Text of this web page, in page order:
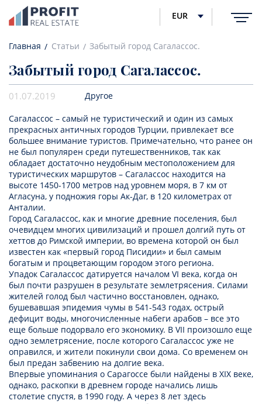
EUR
Главная Статьи Забытый город Сагалассос.
Забытый город Сагалассос.
01.07.2019 Другое
Сагалассос – самый не туристический и один из самых
прекрасных античных городов Турции, привлекает все
большее внимание туристов. Примечательно, что ранее он
не был популярен среди путешественников, так как
обладает достаточно неудобным местоположением для
туристических маршрутов – Сагалассос находится на
высоте 1450-1700 метров над уровнем моря, в 7 км от
Агласуна, у подножия горы Ак-Даг, в 120 километрах от
Анталии.
Город Сагалассос, как и многие древние поселения, был
очевидцем многих цивилизаций и прошел долгий путь от
хеттов до Римской империи, во времена которой он был
известен как «первый город Писидии» и был самым
богатым и процветающим городом этого региона.
Упадок Сагалассос датируется началом VI века, когда он
был почти разрушен в результате землетрясения. Силами
жителей голод был частично восстановлен, однако,
бушевавшая эпидемия чумы в 541-543 годах, острый
дефицит воды, многочисленные набеги арабов – все это
еще больше подорвало его экономику. В VII произошло еще
одно землетрясение, после которого Сагалассос уже не
оправился, и жители покинули свои дома. Со временем он
был предан забвению на долгие века.
Впервые упоминания о Сарагоссе были найдены в XIX веке,
однако, раскопки в древнем городе начались лишь
столетие спустя, в 1990 году. А через 8 лет здесь